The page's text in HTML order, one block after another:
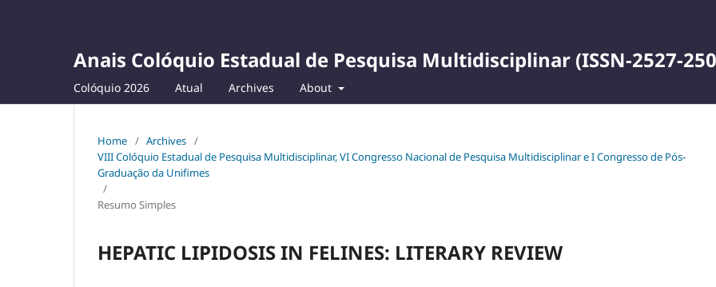
Anais Colóquio Estadual de Pesquisa Multidisciplinar (ISSN-2527-
Colóquio 2026 Atual Archives About
Home / Archives /
VIII Colóquio Estadual de Pesquisa Multidisciplinar, VI Congresso Nacional de Pesquisa Multidisciplinar e I Congresso de Pós-
Graduação da Unifimes
/
Resumo Simples
HEPATIC LIPIDOSIS IN FELINES: LITERARY REVIEW